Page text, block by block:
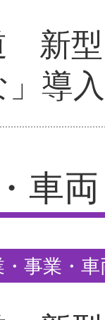
新
導入
車両
・事業・